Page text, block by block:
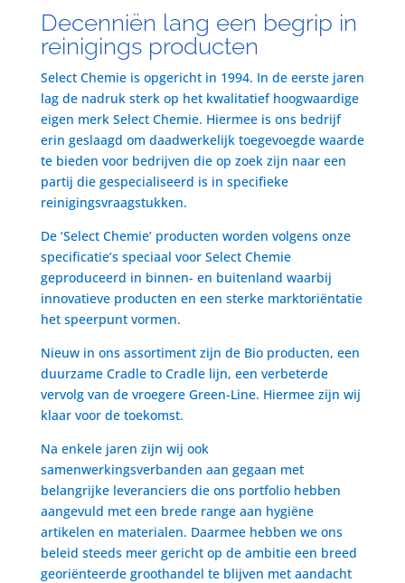
Decenniën lang een begrip in
reinigings producten
Select Chemie is opgericht in 1994. In de eerste jaren
lag de nadruk sterk op het kwalitatief hoogwaardige
eigen merk Select Chemie. Hiermee is ons bedrijf
erin geslaagd om daadwerkelijk toegevoegde waarde
te bieden voor bedrijven die op zoek zijn naar een
partij die gespecialiseerd is in specifieke
reinigingsvraagstukken.
De ‘Select Chemie’ producten worden volgens onze
specificatie’s speciaal voor Select Chemie
geproduceerd in binnen- en buitenland waarbij
innovatieve producten en een sterke marktoriëntatie
het speerpunt vormen.
Nieuw in ons assortiment zijn de Bio producten, een
duurzame Cradle to Cradle lijn, een verbeterde
vervolg van de vroegere Green-Line. Hiermee zijn wij
klaar voor de toekomst.
Na enkele jaren zijn wij ook
samenwerkingsverbanden aan gegaan met
belangrijke leveranciers die ons portfolio hebben
aangevuld met een brede range aan hygiëne
artikelen en materialen. Daarmee hebben we ons
beleid steeds meer gericht op de ambitie een breed
georiënteerde groothandel te blijven met aandacht